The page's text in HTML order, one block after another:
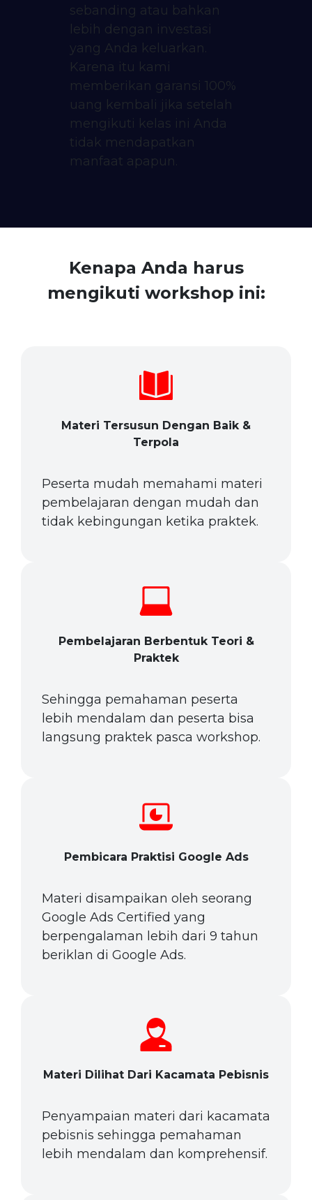
sebanding atau bahkan
lebih dengan investasi
yang Anda keluarkan.
Karena itu kami
memberikan garansi 100%
uang kembali jika setelah
mengikuti kelas ini Anda
tidak mendapatkan
manfaat apapun.
Kenapa Anda harus
mengikuti workshop ini:
Materi Tersusun Dengan Baik &
Terpola
Peserta mudah memahami materi
pembelajaran dengan mudah dan
tidak kebingungan ketika praktek.
Pembelajaran Berbentuk Teori &
Praktek
Sehingga pemahaman peserta
lebih mendalam dan peserta bisa
langsung praktek pasca workshop.
Pembicara Praktisi Google Ads
Materi disampaikan oleh seorang
Google Ads Certified yang
berpengalaman lebih dari 9 tahun
beriklan di Google Ads.
Materi Dilihat Dari Kacamata Pebisnis
Penyampaian materi dari kacamata
pebisnis sehingga pemahaman
lebih mendalam dan komprehensif.